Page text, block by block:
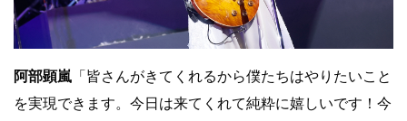
阿部顕嵐 「皆さんがきてくれるから僕たちはやりたいこと
を実現できます。今日は来てくれて純粋に嬉しいです！今